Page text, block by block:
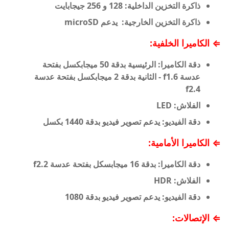
ذاكرة التخزين الداخلية:
ذاكرة التخزين الخارجية: يدعم microSD
⇐ الكاميرا الخلفية:
دقة الكاميرا:
الرئيسية بدقة 50 ميجابكسل بفتحة
عدسة f1.6 - الثانية بدقة 2 ميجابكسل بفتحة عدسة
f2.4
الفلاش:
دقة الفيديو:يدعم تصوير فيديو بدقة 1440 بكسل
⇐ الكاميرا الأمامية:
دقة الكاميرا: بدقة 16 ميجابسكل بفتحة عدسة f2.2
الفلاش:
دقة الفيديو: يدعم تصوير فيديو بدقة 1080
⇐ الإتصالات: